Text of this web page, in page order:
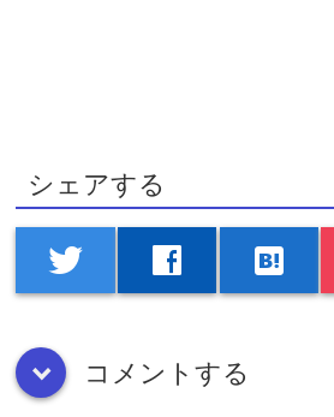
シェアする
twitter facebook hatenabookmark
down コメントする